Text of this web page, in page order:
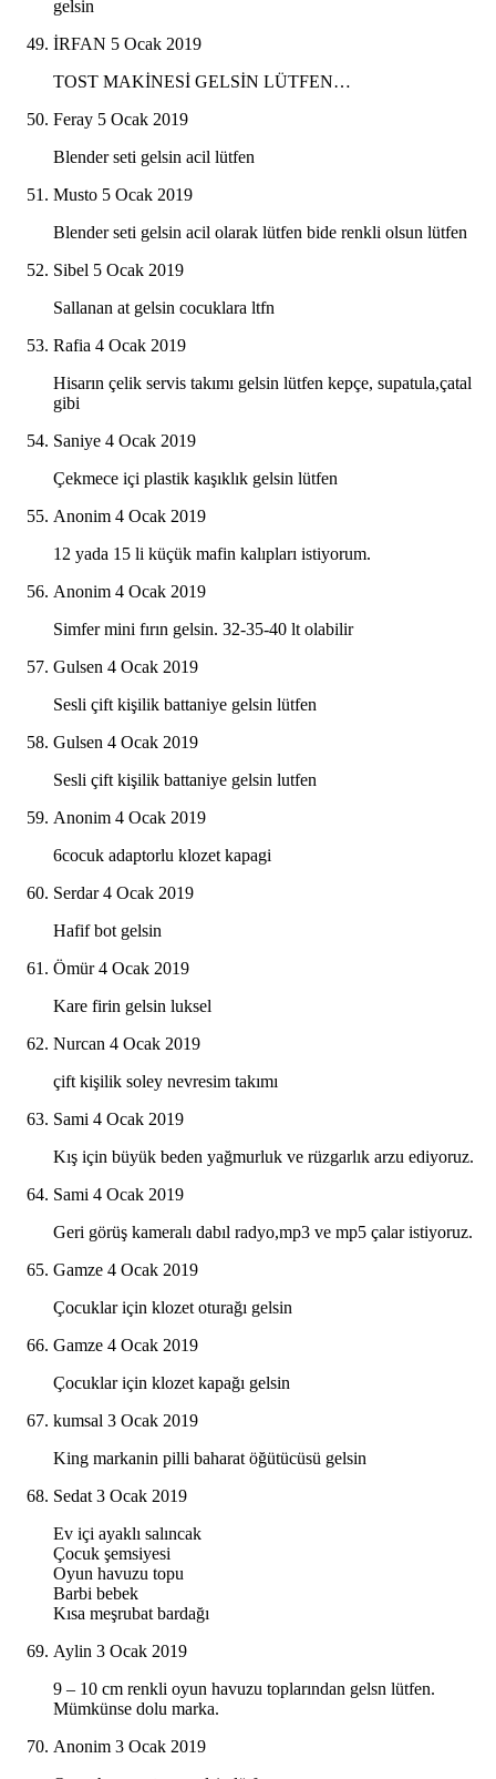
gelsin
İRFAN 5 Ocak 2019
TOST MAKİNESİ GELSİN LÜTFEN…
Feray 5 Ocak 2019
Blender seti gelsin acil lütfen
Musto 5 Ocak 2019
Blender seti gelsin acil olarak lütfen bide renkli olsun lütfen
Sibel 5 Ocak 2019
Sallanan at gelsin cocuklara ltfn
Rafia 4 Ocak 2019
Hisarın çelik servis takımı gelsin lütfen kepçe, supatula,çatal
gibi
Saniye 4 Ocak 2019
Çekmece içi plastik kaşıklık gelsin lütfen
Anonim 4 Ocak 2019
12 yada 15 li küçük mafin kalıpları istiyorum.
Anonim 4 Ocak 2019
Simfer mini fırın gelsin. 32-35-40 lt olabilir
Gulsen 4 Ocak 2019
Sesli çift kişilik battaniye gelsin lütfen
Gulsen 4 Ocak 2019
Sesli çift kişilik battaniye gelsin lutfen
Anonim 4 Ocak 2019
6cocuk adaptorlu klozet kapagi
Serdar 4 Ocak 2019
Hafif bot gelsin
Ömür 4 Ocak 2019
Kare firin gelsin luksel
Nurcan 4 Ocak 2019
çift kişilik soley nevresim takımı
Sami 4 Ocak 2019
Kış için büyük beden yağmurluk ve rüzgarlık arzu ediyoruz.
Sami 4 Ocak 2019
Geri görüş kameralı dabıl radyo,mp3 ve mp5 çalar istiyoruz.
Gamze 4 Ocak 2019
Çocuklar için klozet oturağı gelsin
Gamze 4 Ocak 2019
Çocuklar için klozet kapağı gelsin
kumsal 3 Ocak 2019
King markanin pilli baharat öğütücüsü gelsin
Sedat 3 Ocak 2019
Ev içi ayaklı salıncak
Çocuk şemsiyesi
Oyun havuzu topu
Barbi bebek
Kısa meşrubat bardağı
Aylin 3 Ocak 2019
9 – 10 cm renkli oyun havuzu toplarından gelsn lütfen.
Mümkünse dolu marka.
Anonim 3 Ocak 2019